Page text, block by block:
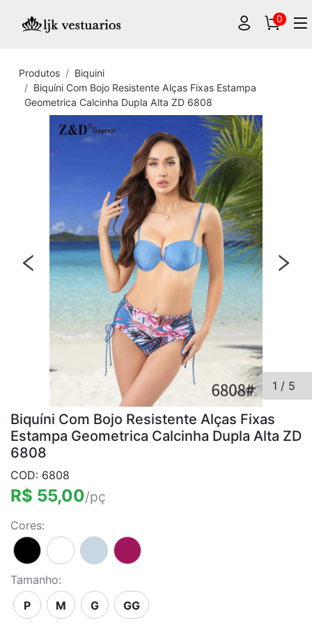
0
Produtos
Biquini
Biquíni Com Bojo Resistente Alças Fixas Estampa
Geometrica Calcinha Dupla Alta ZD 6808
1 / 5
Biquíni Com Bojo Resistente Alças Fixas
Estampa Geometrica Calcinha Dupla Alta ZD
6808
COD: 6808
R$ 55,00/pç
Cores:
Tamanho:
P
M G GG